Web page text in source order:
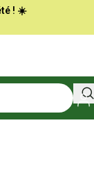
! ☀️